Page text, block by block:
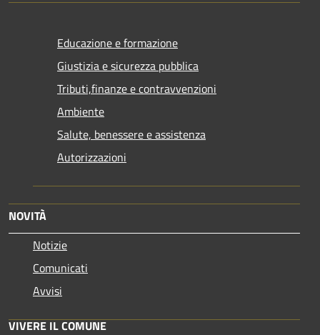
Educazione e formazione
Giustizia e sicurezza pubblica
Tributi,finanze e contravvenzioni
Ambiente
Salute, benessere e assistenza
Autorizzazioni
NOVITÀ
Notizie
Comunicati
Avvisi
VIVERE IL COMUNE